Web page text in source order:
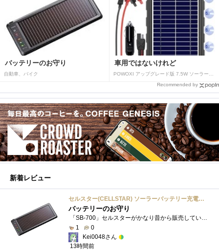
バッテリーのお守り
自動車、バイク
車用ではないけれど
POWOXI アップグレード版 7.5W ソーラーバッテリートリクルチャージャーメンテナー 12V ポータブル防水ソーラーパネル トリクル充電キット 車、自動車、オートバイ、ボート、マリン、RV、トレーラー、スノーモービルなど用
Recommended by
新着レビュー
セルスター(CELLSTAR) ソーラーバッテリー充電器 SB-700 DC12V専用
バッテリーのお守り
「SB-700」セルスターがかなり昔から販売しているソーラーチャージャーです。ガッツリ充電する用ではなく待機電力(暗電流って言うらしい)対策�...
1
0
Kei0048さん
13時間前